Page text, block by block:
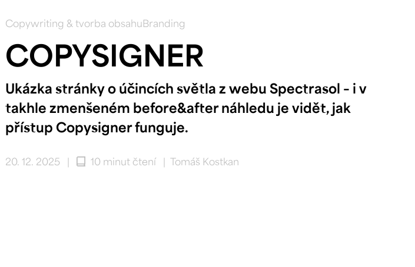
Copywriting & tvorba obsahuBranding
COPYSIGNER
Ukázka stránky o účincích světla z webu Spectrasol – i v
takhle zmenšeném before&after náhledu je vidět, jak
přístup Copysigner funguje.
20. 12. 2025 | 10 minut čtení | Tomáš Kostkan